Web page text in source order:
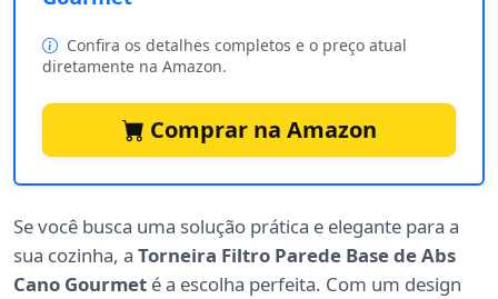
Confira os detalhes completos e o preço atual
diretamente na Amazon.
Comprar na Amazon
Se você busca uma solução prática e elegante para a
sua cozinha, a Torneira Filtro Parede Base de Abs
Cano Gourmet é a escolha perfeita. Com um design